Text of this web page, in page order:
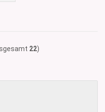
22)